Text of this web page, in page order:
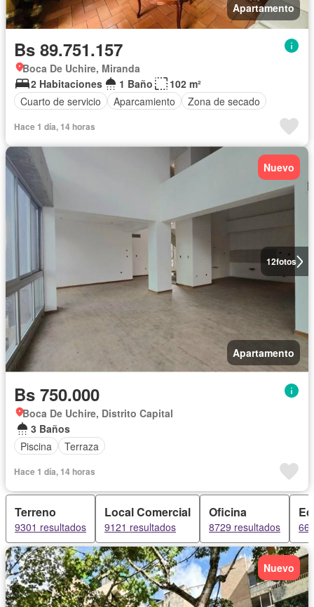
Apartamento
Bs 89.751.157
Boca De Uchire, Miranda
2 Habitaciones
1 Baño
102 m²
Cuarto de servicio
Aparcamiento Zona de secado
Hace 1 día, 14 horas
12fotos
Nuevo
Apartamento
Bs 750.000
Boca De Uchire, Distrito Capital
3 Baños
Piscina
Terraza
Hace 1 día, 14 horas
Terreno
9301 resultados
Local Comercial
9121 resultados
Oficina
8729 resultados
Nuevo